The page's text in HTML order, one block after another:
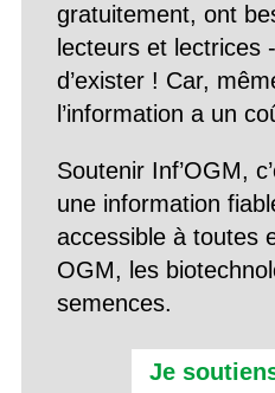
gratuitement, ont
lecteurs et lectrices
d’exister ! Car,
l’information a un
Soutenir Inf’OGM,
une information
accessible à toutes
OGM, les
semences.
Je